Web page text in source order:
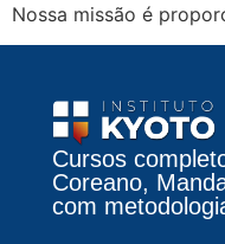
Nossa missão é
Cursos
Coreano,
com